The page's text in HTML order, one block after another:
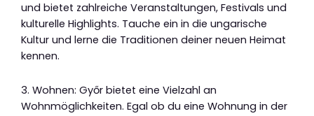
und bietet zahlreiche Veranstaltungen, Festivals und
kulturelle Highlights. Tauche ein in die ungarische
Kultur und lerne die Traditionen deiner neuen Heimat
kennen.
3. Wohnen: Győr bietet eine Vielzahl an
Wohnmöglichkeiten. Egal ob du eine Wohnung in der